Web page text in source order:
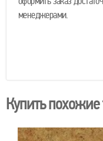
менеджерами.
Купить